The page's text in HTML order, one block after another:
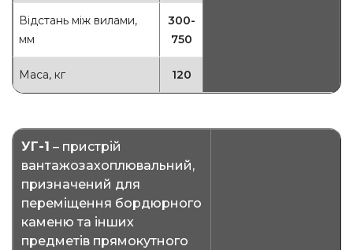
Відстань між вилами,
мм
300-
750
Маса, кг 120
УГ-1 – пристрій
вантажозахоплювальний,
призначений для
переміщення бордюрного
каменю та інших
предметів прямокутного